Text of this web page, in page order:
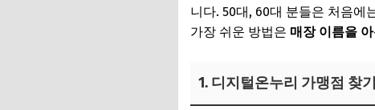
니다. 50대, 60대 분들은 처음에
가장 쉬운 방법은 매장 이름을
1. 디지털온누리 가맹점 찾